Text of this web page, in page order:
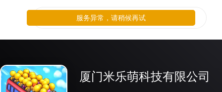
厦门米乐萌科技有限公司
服务异常，请稍候再试